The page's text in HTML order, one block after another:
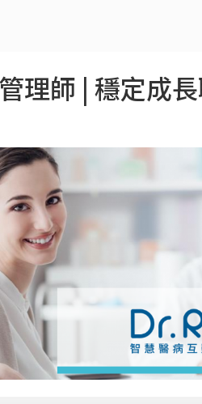
理師 | 穩定成